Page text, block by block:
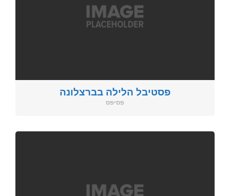
פסטיבל הלילה בברצלונה
פסיפס